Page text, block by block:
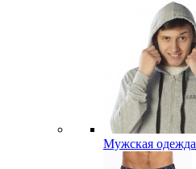
Мужская одежда